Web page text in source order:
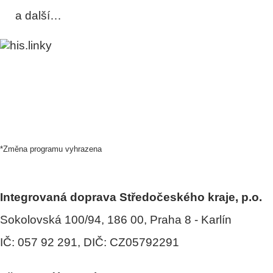
a další…
*Změna programu vyhrazena
Integrovaná doprava Středočeského kraje, p.o.
Sokolovská 100/94, 186 00, Praha 8 - Karlín
IČ: 057 92 291, DIČ: CZ05792291